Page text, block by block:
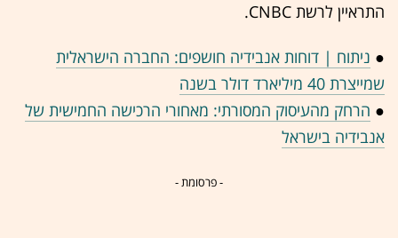
התראיין לרשת CNBC.
● ניתוח | דוחות אנבידיה חושפים: החברה הישראלית
שמייצרת 40 מיליארד דולר בשנה
● הרחק מהעיסוק המסורתי: מאחורי הרכישה החמישית של
אנבידיה בישראל
- פרסומת -